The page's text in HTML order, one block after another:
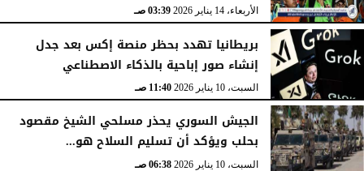
الأربعاء، 14 يناير 2026 03:39 صـ
بريطانيا تهدد بحظر منصة إكس بعد جدل
إنشاء صور إباحية بالذكاء الاصطناعي
السبت، 10 يناير 2026 11:40 صـ
الجيش السوري يحذر مسلحي الشيخ مقصود
بحلب ويؤكد أن تسليم السلاح هو...
السبت، 10 يناير 2026 06:38 صـ